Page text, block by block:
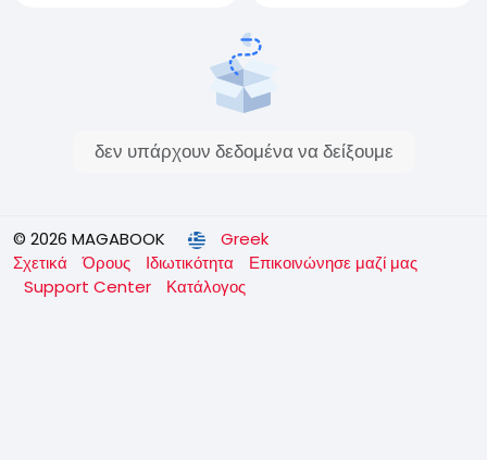
δεν υπάρχουν δεδομένα να δείξουμε
© 2026 MAGABOOK
Greek
Σχετικά
Όρους Ιδιωτικότητα
Επικοινώνησε μαζί μας
Support Center
Κατάλογος